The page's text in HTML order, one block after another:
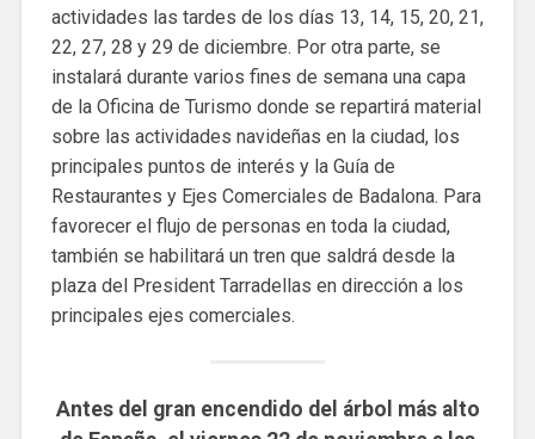
actividades las tardes de los días 13, 14, 15, 20, 21,
22, 27, 28 y 29 de diciembre. Por otra parte, se
instalará durante varios fines de semana una capa
de la Oficina de Turismo donde se repartirá material
sobre las actividades navideñas en la ciudad, los
principales puntos de interés y la Guía de
Restaurantes y Ejes Comerciales de Badalona. Para
favorecer el flujo de personas en toda la ciudad,
también se habilitará un tren que saldrá desde la
plaza del President Tarradellas en dirección a los
principales ejes comerciales.
Antes del gran encendido del árbol más alto